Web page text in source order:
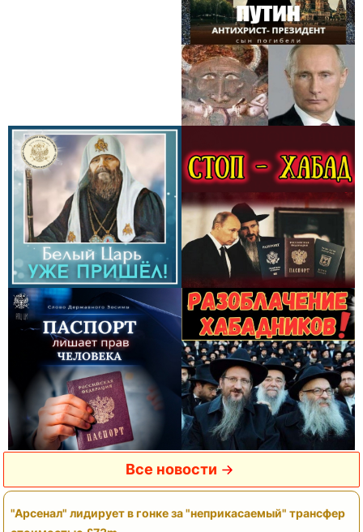
Все новости
"Арсенал" лидирует в гонке за "неприкасаемый" трансфер